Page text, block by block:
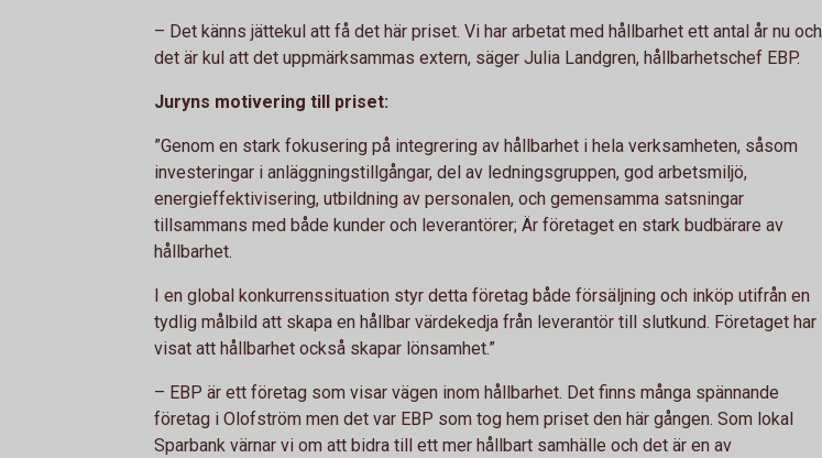
– Det känns jättekul att få det här priset. Vi har arbetat med hållbarhet ett antal år nu och
det är kul att det uppmärksammas extern, säger Julia Landgren, hållbarhetschef EBP.
Juryns motivering till priset:
”Genom en stark fokusering på integrering av hållbarhet i hela verksamheten, såsom
investeringar i anläggningstillgångar, del av ledningsgruppen, god arbetsmiljö,
energieffektivisering, utbildning av personalen, och gemensamma satsningar
tillsammans med både kunder och leverantörer; Är företaget en stark budbärare av
hållbarhet.
I en global konkurrenssituation styr detta företag både försäljning och inköp utifrån en
tydlig målbild att skapa en hållbar värdekedja från leverantör till slutkund. Företaget har
visat att hållbarhet också skapar lönsamhet.”
– EBP är ett företag som visar vägen inom hållbarhet. Det finns många spännande
företag i Olofström men det var EBP som tog hem priset den här gången. Som lokal
Sparbank värnar vi om att bidra till ett mer hållbart samhälle och det är en av